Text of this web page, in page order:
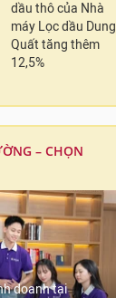
dầu thô của Nhà
máy Lọc dầu Dung
Quất tăng thêm
12,5%
– CHỌN
doanh tại